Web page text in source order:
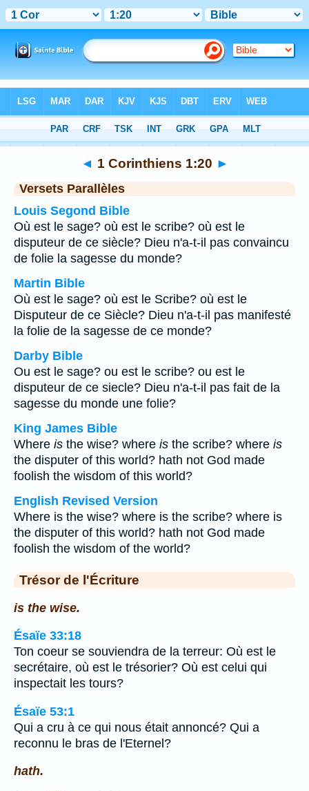
> Chapitre 1 > Verset 20
◄ 1 Corinthiens 1:20 ►
Versets Parallèles
Louis Segond Bible
Où est le sage? où est le scribe? où est le
disputeur de ce siècle? Dieu n'a-t-il pas convaincu
de folie la sagesse du monde?
Martin Bible
Où est le sage? où est le Scribe? où est le
Disputeur de ce Siècle? Dieu n'a-t-il pas manifesté
la folie de la sagesse de ce monde?
Darby Bible
Ou est le sage? ou est le scribe? ou est le
disputeur de ce siecle? Dieu n'a-t-il pas fait de la
sagesse du monde une folie?
King James Bible
Where is the wise? where is the scribe? where is
the disputer of this world? hath not God made
foolish the wisdom of this world?
English Revised Version
Where is the wise? where is the scribe? where is
the disputer of this world? hath not God made
foolish the wisdom of the world?
Trésor de l'Écriture
is the wise.
Ésaïe 33:18
Ton coeur se souviendra de la terreur: Où est le
secrétaire, où est le trésorier? Où est celui qui
inspectait les tours?
Ésaïe 53:1
Qui a cru à ce qui nous était annoncé? Qui a
reconnu le bras de l'Eternel?
hath.